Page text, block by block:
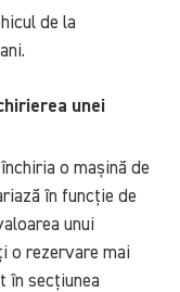
de la
unei
o mașină de
în funcție de
unui
o rezervare mai
în secțiunea